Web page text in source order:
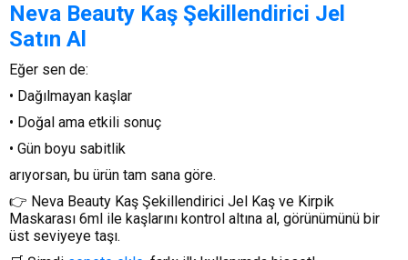
Neva Beauty Kaş Şekillendirici Jel
Satın Al
Eğer sen de:
• Dağılmayan kaşlar
• Doğal ama etkili sonuç
• Gün boyu sabitlik
arıyorsan, bu ürün tam sana göre.
👉 Neva Beauty Kaş Şekillendirici Jel Kaş ve Kirpik
Maskarası 6ml ile kaşlarını kontrol altına al, görünümünü bir
üst seviyeye taşı.